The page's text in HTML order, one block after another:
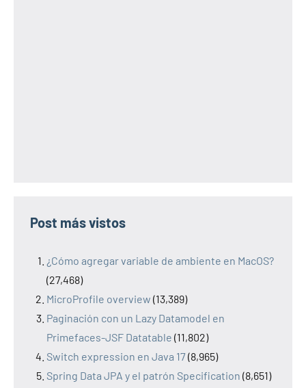
Post más vistos
¿Cómo agregar variable de ambiente en MacOS?
(27,468)
MicroProfile overview (13,389)
Paginación con un Lazy Datamodel en
Primefaces-JSF Datatable (11,802)
Switch expression en Java 17(8,965)
Spring Data JPA y el patrón Specification (8,651)